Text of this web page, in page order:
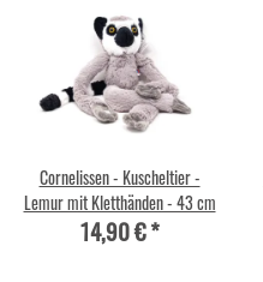
Cornelissen - Kuscheltier -
Lemur mit Kletthänden - 43 cm
14,90 €*